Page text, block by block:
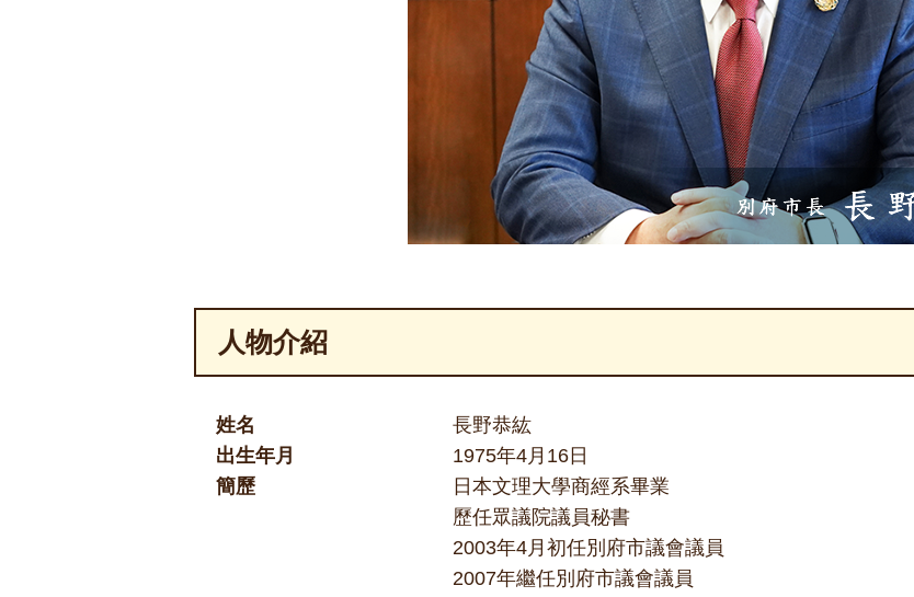
人物介紹
姓名
長野恭紘
出生年月
1975年4月16日
簡歷
日本文理大學商經系畢業
歷任眾議院議員秘書
2003年4月初任別府市議會議員
2007年繼任別府市議會議員